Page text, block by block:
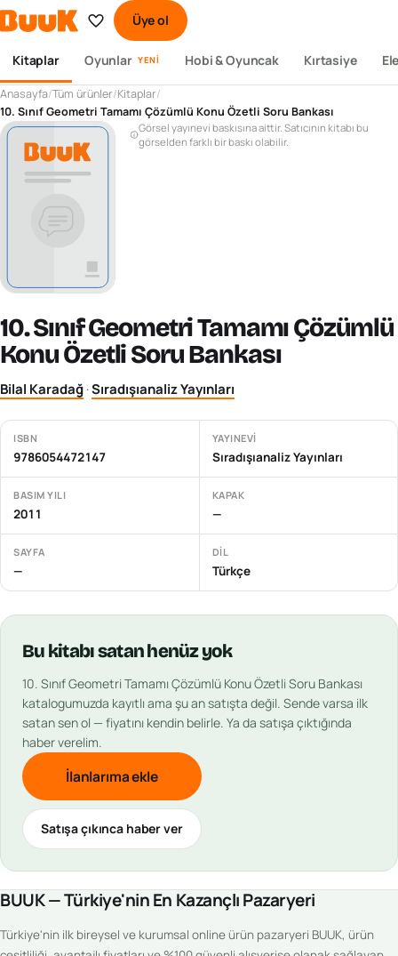
Üye ol
Kitaplar Oyunlar YENI Hobi & Oyuncak Kırtasiye
Anasayfa/Tüm ürünler/Kitaplar/
10. Sınıf Geometri Tamamı Çözümlü Konu Özetli Soru Bankası
Görsel yayınevi baskısına aittir. Satıcının kitabı bu
görselden farklı bir baskı olabilir.
10. Sınıf Geometri Tamamı Çözümlü
Konu Özetli Soru Bankası
Bilal Karadağ·Sıradışıanaliz Yayınları
ISBN
9786054472147
YAYINEVI
Sıradışıanaliz Yayınları
BASIM YILI
2011
KAPAK
—
SAYFA
—
DIL
Türkçe
Bu kitabısatan henüz yok
10. Sınıf Geometri Tamamı Çözümlü Konu Özetli Soru Bankası
katalogumuzda kayıtlı ama şu an satışta değil. Sende varsa ilk
satan sen ol — fiyatını kendin belirle. Ya da satışa çıktığında
haber verelim.
İlanlarıma ekle
Satışa çıkınca haber ver
BUUK — Türkiye'nin En Kazançlı Pazaryeri
Türkiye'nin ilk bireysel ve kurumsal online ürün pazaryeri BUUK, ürün